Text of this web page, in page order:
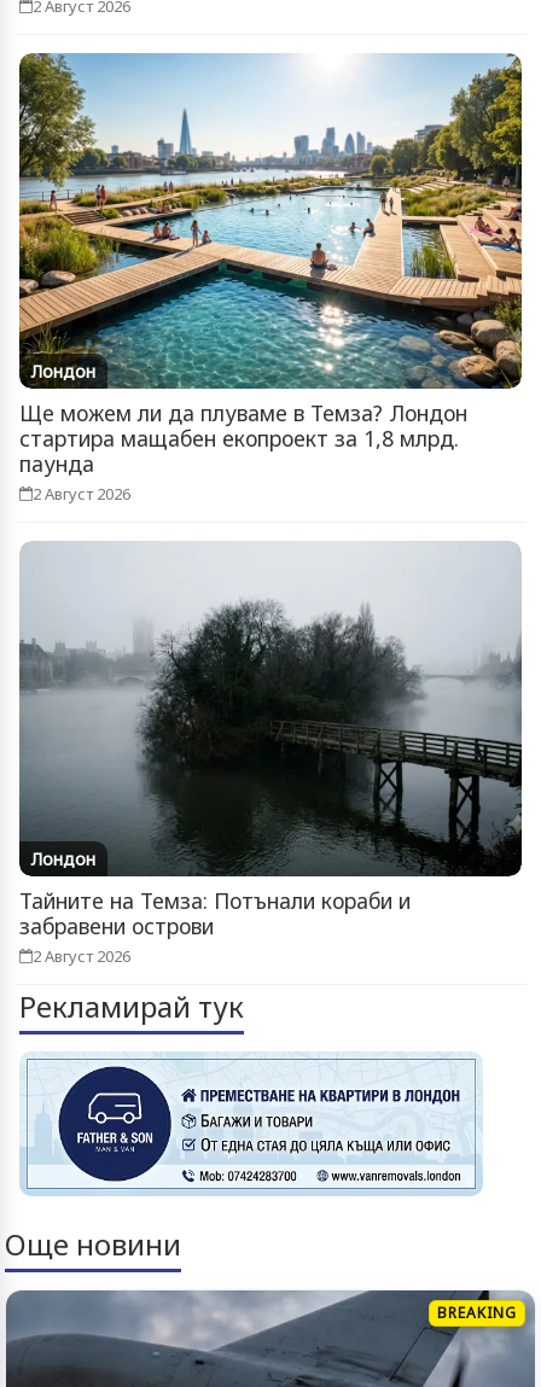
2 Август 2026
Лондон
Ще можем ли да плуваме в Темза? Лондон
стартира мащабен екопроект за 1,8 млрд.
паунда
2 Август 2026
Лондон
Тайните на Темза: Потънали кораби и
забравени острови
2 Август 2026
Рекламирай тук
Още новини
BREAKING